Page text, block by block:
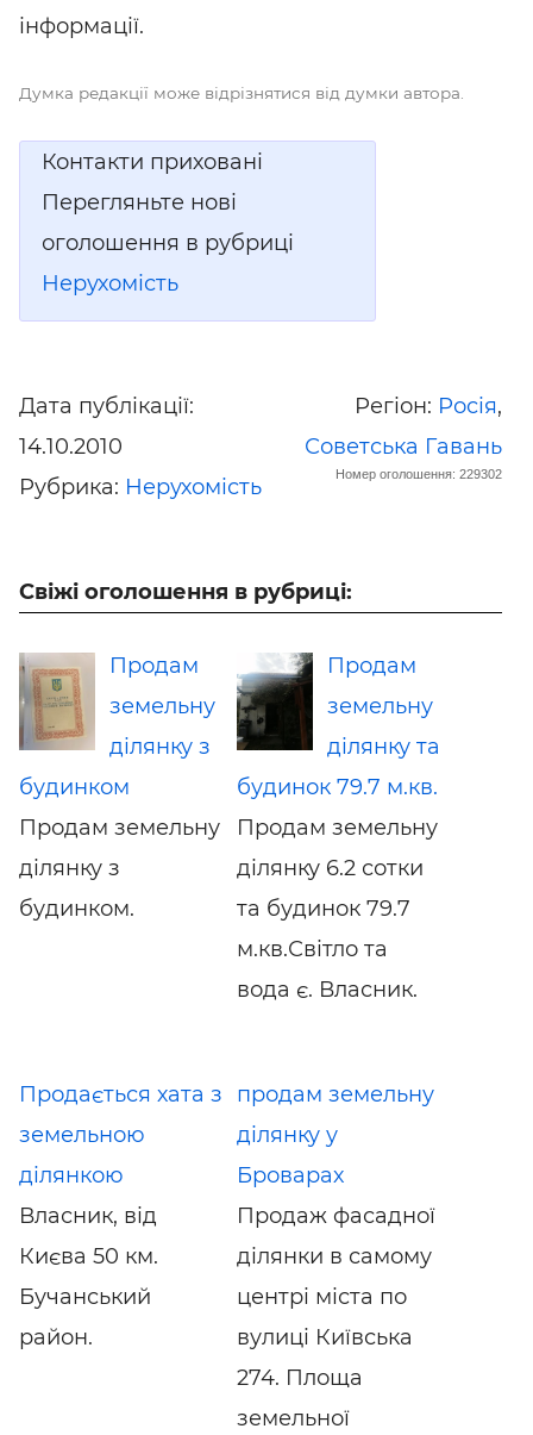
інформації.
Думка редакції може відрізнятися від думки автора.
Контакти приховані
Перегляньте нові
оголошення в рубриці
Нерухомість
Дата публікації:
14.10.2010
Рубрика: Нерухомість
Регіон: Росія,
Советська Гавань
Номер оголошення: 229302
Свіжі оголошення в рубриці:
Продам
земельну
ділянку з
будинком
Продам земельну
ділянку з
будинком.
Продам
земельну
ділянку та
будинок 79.7 м.кв.
Продам земельну
ділянку 6.2 сотки
та будинок 79.7
м.кв.Світло та
вода є. Власник.
Продається хата з
земельною
ділянкою
Власник, від
Києва 50 км.
Бучанський
район.
продам земельну
ділянку у
Броварах
Продаж фасадної
ділянки в самому
центрі міста по
вулиці Київська
274. Площа
земельної